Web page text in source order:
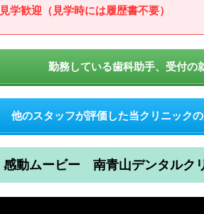
見学歓迎（見学時には履歴書不要）
勤務している歯科助手、受付の
他のスタッフが評価した当クリニック
感動ムービー 南青山デンタルク